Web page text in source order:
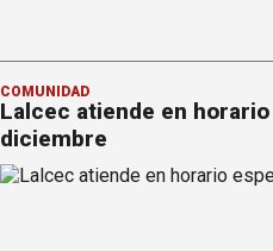
COMUNIDAD
Lalcec atiende en
diciembre